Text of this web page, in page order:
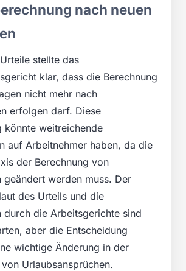
nach neuen
stellte das
klar, dass die Berechnung
nicht mehr nach
erfolgen darf. Diese
könnte weitreichende
auf Arbeitnehmer haben, da die
der Berechnung von
geändert werden muss. Der
des Urteils und die
durch die Arbeitsgerichte sind
aber die Entscheidung
wichtige Änderung in der
Urlaubsansprüchen.